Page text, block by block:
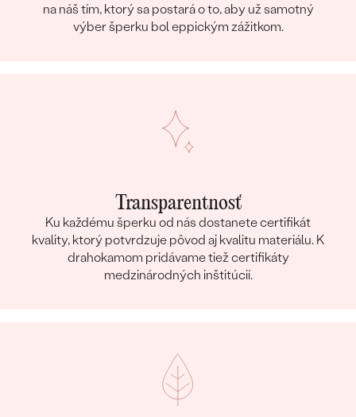
na náš tím, ktorý sa postará o to, aby už samotný
výber šperku bol eppickým zážitkom.
Transparentnosť
Ku každému šperku od nás dostanete certifikát
kvality, ktorý potvrdzuje pôvod aj kvalitu materiálu. K
drahokamom pridávame tiež certifikáty
medzinárodných inštitúcií.